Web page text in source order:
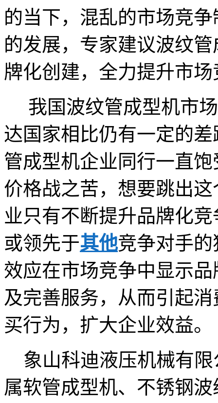
的当下，混乱的市场竞
的发展，专家建议波纹
牌化创建，全力提升市
我国波纹管成型机市
达国家相比仍有一定的
管成型机企业同行一直
价格战之苦，想要跳出
业只有不断提升品牌化
或领先于其他竞争对手
效应在市场竞争中显示
及完善服务，从而引起
买行为，扩大企业效益。
象山科迪液压机械有限
属软管成型机、不锈钢